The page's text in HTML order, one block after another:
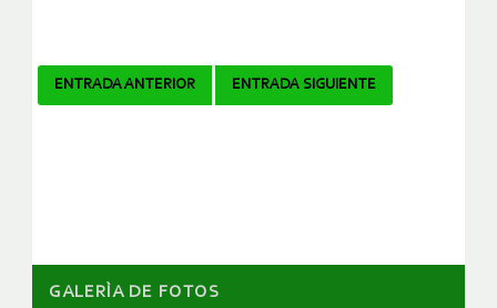
Navegador
ENTRADA ANTERIOR ENTRADA SIGUIENTE
GALERÌA DE FOTOS